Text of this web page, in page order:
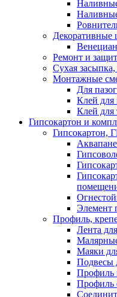
Декоративные
Ремонт и
Сухая засыпка,
Монтажные
Для
Клей для
Клей для
Гипсокартон и
Гипсокартон,
Элемент
Профиль,
Лента
Маяки
Подвесы
Профиль
Профиль